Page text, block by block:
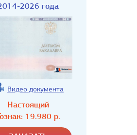
2026 года
Видео документа
Настоящий
19.980р.